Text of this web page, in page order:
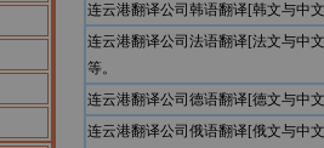
连云港翻译公司韩语翻译[韩文与中
连云港翻译公司法语翻译[法文与中
等。
连云港翻译公司德语翻译[德文与中
连云港翻译公司俄语翻译[俄文与中